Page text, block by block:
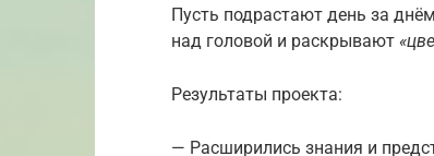
Пусть подрастают день за
над головой и раскрывают
Результаты проекта:
— Расширились знания и